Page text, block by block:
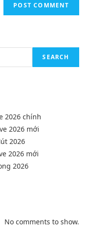
SEARCH
2026 chính
2026 mới
2026
2026 mới
2026
No comments to show.